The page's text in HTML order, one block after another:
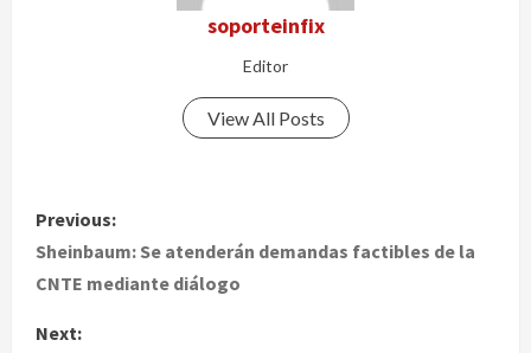
soporteinfix
Editor
View All Posts
P
o
Previous:
Sheinbaum: Se atenderán demandas factibles de la
CNTE mediante diálogo
Next: